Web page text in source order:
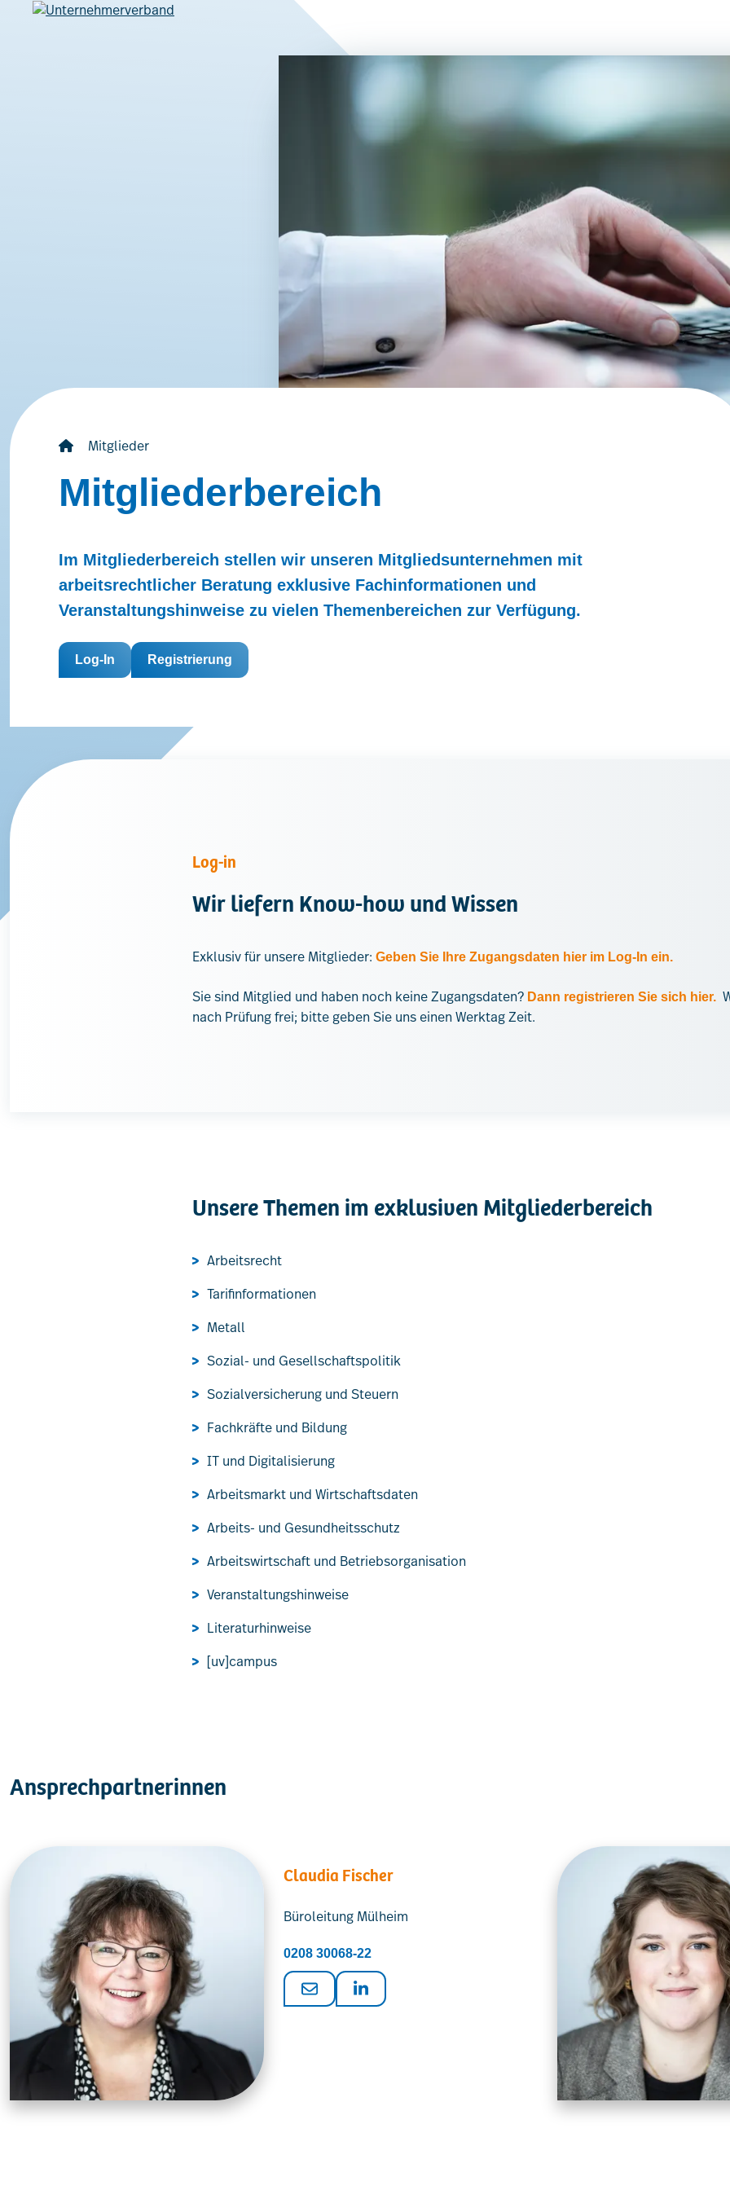
Mitglieder
Mitgliederbereich
Im Mitgliederbereich stellen wir unseren Mitgliedsunternehmen mit
arbeitsrechtlicher Beratung exklusive Fachinformationen und
Veranstaltungshinweise zu vielen Themenbereichen zur Verfügung.
Log-In Registrierung
Log-in
Wir liefern Know-how und Wissen
Exklusiv für unsere Mitglieder: Geben Sie Ihre Zugangsdaten hier im Log-In ein.
Sie sind Mitglied und haben noch keine Zugangsdaten? Dann registrieren Sie sich hier.
nach Prüfung frei; bitte geben Sie uns einen Werktag Zeit.
Unsere Themen im exklusiven Mitgliederbereich
Arbeitsrecht
Tarifinformationen
Metall
Sozial- und Gesellschaftspolitik
Sozialversicherung und Steuern
Fachkräfte und Bildung
IT und Digitalisierung
Arbeitsmarkt und Wirtschaftsdaten
Arbeits- und Gesundheitsschutz
Arbeitswirtschaft und Betriebsorganisation
Veranstaltungshinweise
Literaturhinweise
[uv]campus
Ansprechpartnerinnen
Claudia Fischer
Büroleitung Mülheim
0208 30068-22